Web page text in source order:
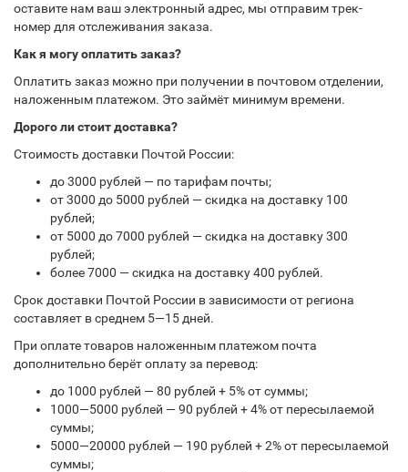
оставите нам ваш электронный адрес, мы отправим трек-
номер для отслеживания заказа.
Как я могу оплатить заказ?
Оплатить заказ можно при получении в почтовом отделении,
наложенным платежом. Это займёт минимум времени.
Дорого ли стоит доставка?
Стоимость доставки Почтой России:
до 3000 рублей — по тарифам почты;
от 3000 до 5000 рублей — скидка на доставку 100
рублей;
от 5000 до 7000 рублей — скидка на доставку 300
рублей;
более 7000 — скидка на доставку 400 рублей.
Срок доставки Почтой России в зависимости от региона
составляет в среднем 5—15 дней.
При оплате товаров наложенным платежом почта
дополнительно берёт оплату за перевод:
до 1000 рублей — 80 рублей + 5% от суммы;
1000—5000 рублей — 90 рублей + 4% от пересылаемой
суммы;
5000—20000 рублей — 190 рублей + 2% от пересылаемой
суммы;